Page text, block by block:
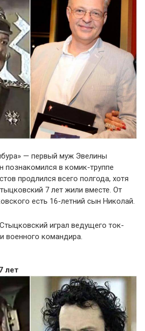
— первый муж Эвелины
познакомился в комик-труппе
продлился всего полгода, хотя
7 лет жили вместе. От
есть 16-летний сын Николай.
играл ведущего ток-
военного командира.
лет